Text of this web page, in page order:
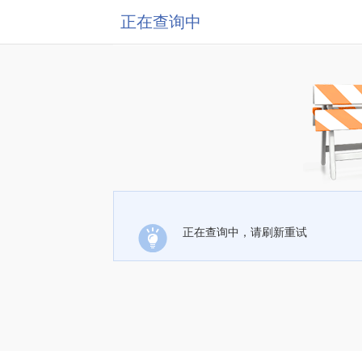
正在查询中
正在查询中，请刷新重试